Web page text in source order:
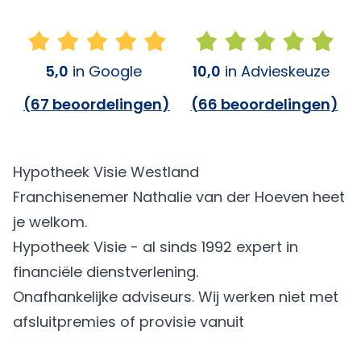
5,0 in Google
(67 beoordelingen)
10,0 in Advieskeuze
(66 beoordelingen)
Hypotheek Visie Westland
Franchisenemer Nathalie van der Hoeven heet
je welkom.
Hypotheek Visie - al sinds 1992 expert in
financiële dienstverlening.
Onafhankelijke adviseurs. Wij werken niet met
afsluitpremies of provisie vanuit